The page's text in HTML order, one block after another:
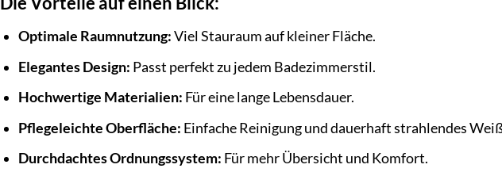
Optimale Raumnutzung:Viel Stauraum auf kleiner Fläche.
Elegantes Design: Passt perfekt zu jedem Badezimmerstil.
Hochwertige Materialien: Für eine lange Lebensdauer.
Pflegeleichte Oberfläche: Einfache Reinigung und dauerhaft strahlendes
Durchdachtes Ordnungssystem: Für mehr Übersicht und Komfort.